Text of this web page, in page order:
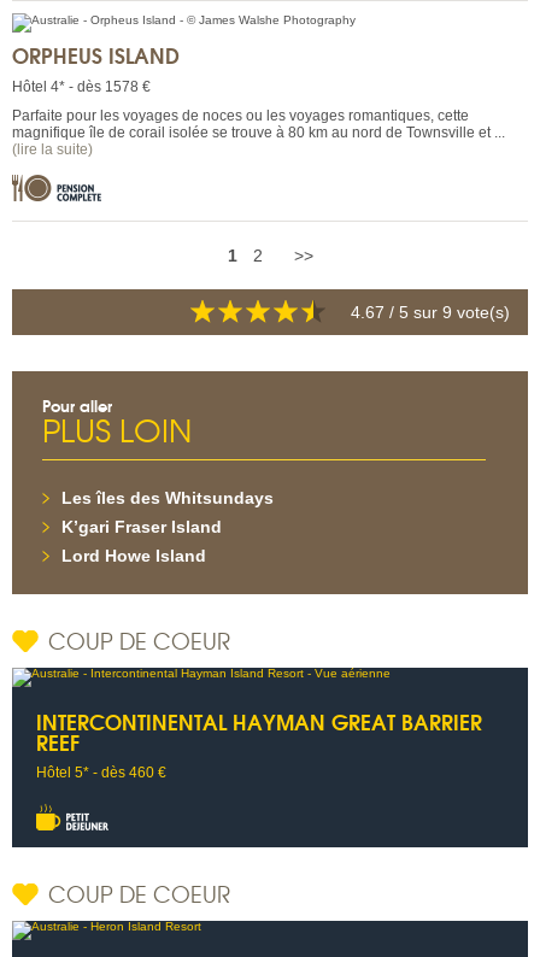
ORPHEUS ISLAND
Hôtel 4* - dès 1578 €
Parfaite pour les voyages de noces ou les voyages romantiques, cette
magnifique île de corail isolée se trouve à 80 km au nord de Townsville et ...
(lire la suite)
1 2 >>
4.67 / 5 sur 9 vote(s)
Pour aller
PLUS LOIN
Les îles des Whitsundays
K’gari Fraser Island
Lord Howe Island
COUP DE COEUR
INTERCONTINENTAL HAYMAN GREAT BARRIER
REEF
Hôtel 5* - dès 460 €
COUP DE COEUR